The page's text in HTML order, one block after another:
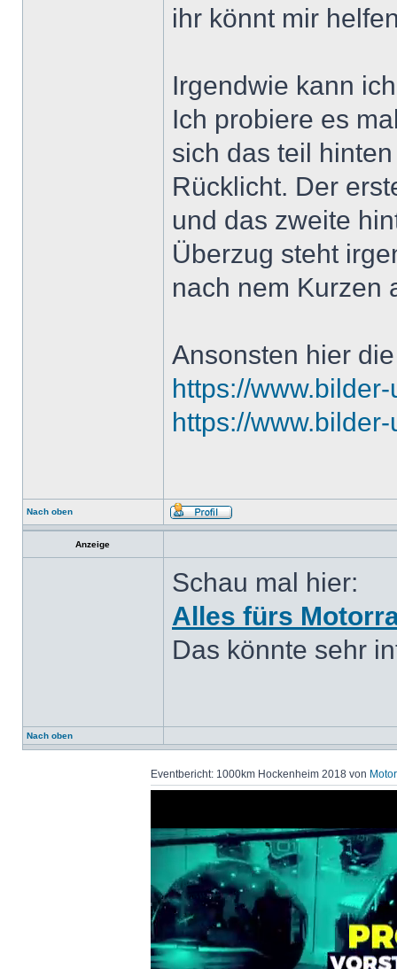
ihr könnt mir
Irgendwie kann
Ich probiere es
sich das teil
Rücklicht. Der
und das zweite
Überzug steht
nach nem Kurzen
Ansonsten hier
https://
https://
Nach oben
Anzeige
Schau mal hier:
Alles fürs
Das könnte sehr
Nach oben
Eventbericht: 1000km Hockenheim 2018 von